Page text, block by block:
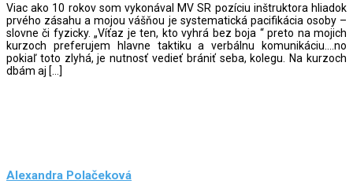
Viac ako 10 rokov som vykonával MV SR pozíciu inštruktora hliadok
prvého zásahu a mojou vášňou je systematická pacifikácia osoby –
slovne či fyzicky. „Víťaz je ten, kto vyhrá bez boja “ preto na mojich
kurzoch preferujem hlavne taktiku a verbálnu komunikáciu….no
pokiaľ toto zlyhá, je nutnosť vedieť brániť seba, kolegu. Na kurzoch
dbám aj […]
Alexandra Polačeková